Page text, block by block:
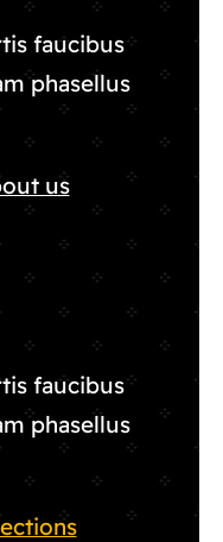
faucibus
phasellus
us
faucibus
phasellus